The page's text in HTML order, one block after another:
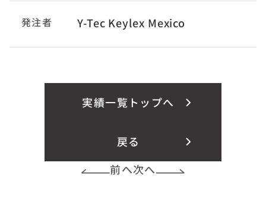
発注者 Y-Tec Keylex Mexico
実績一覧トップへ
戻る
前へ次へ